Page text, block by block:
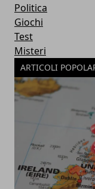
Politica
Giochi
Test
Misteri
ARTICOLI